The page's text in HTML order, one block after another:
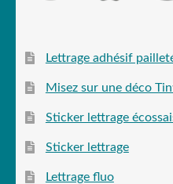
Lettrage adhésif
Misez sur une déco
Sticker lettrage
Sticker lettrage
Lettrage fluo